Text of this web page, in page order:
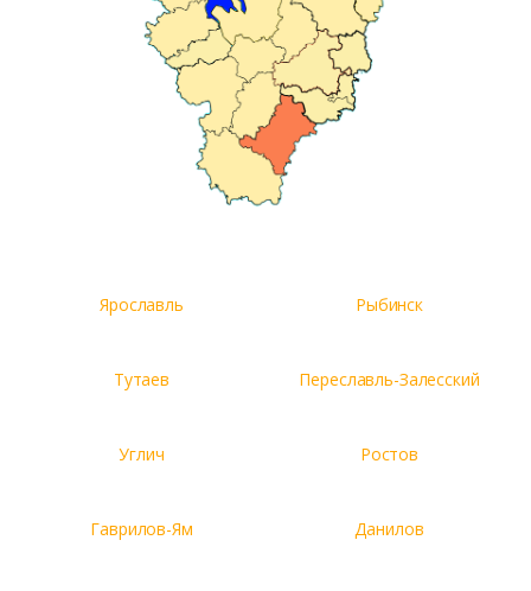
Ярославль Рыбинск
Тутаев Переславль-Залесский
Углич Ростов
Гаврилов-Ям Данилов